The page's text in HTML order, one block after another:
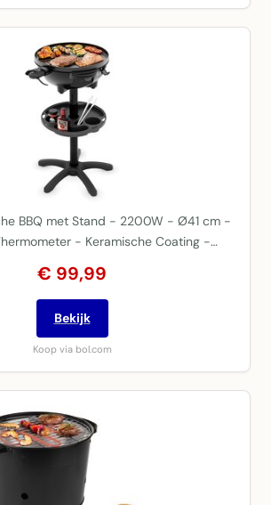
BBQ met Stand - 2200W - Ø41 cm -
- Keramische Coating -…
€ 99,99
Bekijk
Koop via bol.com